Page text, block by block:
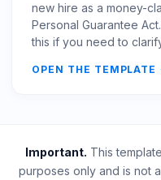
new hire as a money-
Personal Guarantee
this if you need to
OPEN THE TEMPLATE
Important. This
purposes only and is not